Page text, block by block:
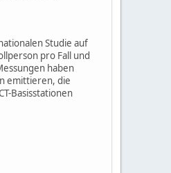
Studie auf
pro Fall und
haben
emittieren, die
Basisstationen